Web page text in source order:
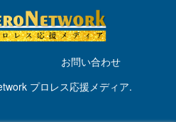
お問い合わせ
プロレス応援メディア.